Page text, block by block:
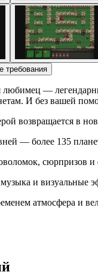
требования
— легендарный
И без вашей
возвращается в
— более 135
сюрпризов и
и визуальные
атмосфера и